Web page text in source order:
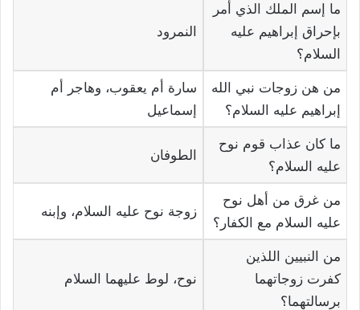
ما إسم الملك الذي أمر
بإحراق إبراهيم عليه
السلام؟
النمرود
من هن زوجات نبي الله
إبراهيم عليه السلام؟
سارة أم يعقوب، وهاجر أم
إسماعيل
ما كان عذاب قوم نوح
عليه السلام؟
الطوفان
من غرق من أهل نوح
عليه السلام مع الكفار؟
زوجة نوح عليه السلام، وإبنه
من النبيين اللذين
كفرت زوجاتهما
برسالتهما؟
نوح، لوط عليهما السلام